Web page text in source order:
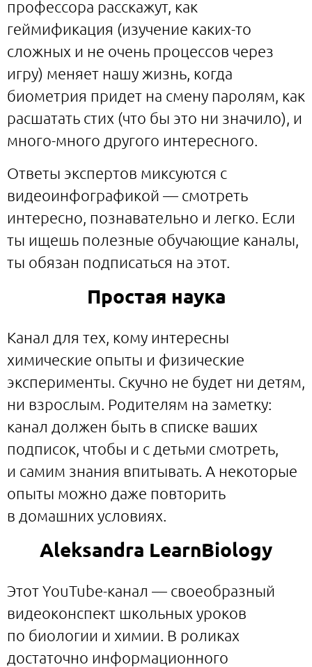
профессора расскажут, как
геймификация (изучение каких-то
сложных и не очень процессов через
игру) меняет нашу жизнь, когда
биометрия придет на смену паролям, как
расшатать стих (что бы это ни значило), и
много-много другого интересного.
Ответы экспертов миксуются с
видеоинфографикой — смотреть
интересно, познавательно и легко. Если
ты ищешь полезные обучающие каналы,
ты обязан подписаться на этот.
Простая наука
Канал для тех, кому интересны
химические опыты и физические
эксперименты. Скучно не будет ни детям,
ни взрослым. Родителям на заметку:
канал должен быть в списке ваших
подписок, чтобы и с детьми смотреть,
и самим знания впитывать. А некоторые
опыты можно даже повторить
в домашних условиях.
Aleksandra LearnBiology
Этот YouTube-канал — своеобразный
видеоконспект школьных уроков
по биологии и химии. В роликах
достаточно информационного